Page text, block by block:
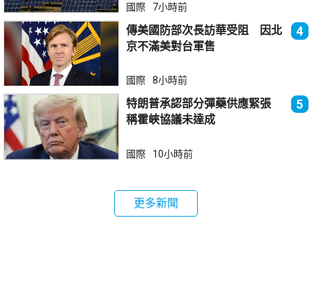
國際 7小時前
傳美國防部次長訪華受阻 因北
京不滿美對台軍售
4
國際 8小時前
特朗普承認部分彈藥供應緊張
稱霍峽協議未達成
5
國際 10小時前
更多新聞